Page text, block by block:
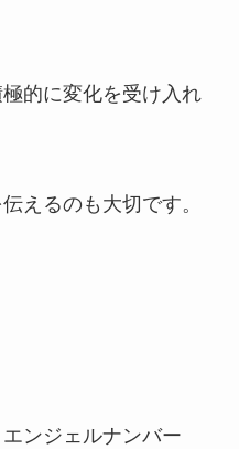
的に変化を受け入れ
えるのも大切です。
ンジェルナンバー